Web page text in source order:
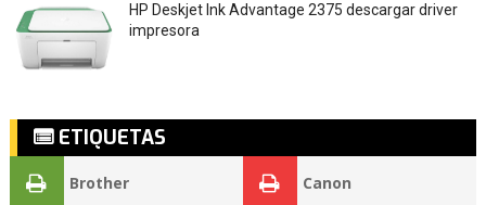
HP Deskjet Ink Advantage 2375 descargar driver
impresora
ETIQUETAS
Brother Canon